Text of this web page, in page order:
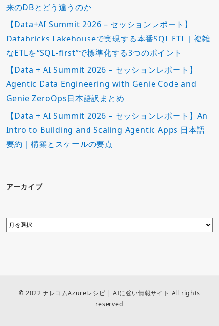
来のDBとどう違うのか
【Data+AI Summit 2026 – セッションレポート】
Databricks Lakehouseで実現する本番SQL ETL｜複雑
なETLを“SQL-first”で標準化する3つのポイント
【Data + AI Summit 2026 – セッションレポート】
Agentic Data Engineering with Genie Code and
Genie ZeroOps日本語訳まとめ
【Data + AI Summit 2026 – セッションレポート】An
Intro to Building and Scaling Agentic Apps 日本語
要約｜構築とスケールの要点
アーカイブ
© 2022 ナレコムAzureレシピ | AIに強い情報サイト All rights
reserved